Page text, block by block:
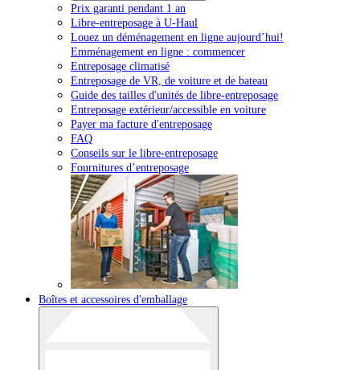
Prix garanti pendant 1 an
Libre-entreposage à U-Haul
Louez un déménagement en ligne aujourd’hui!
Emménagement en ligne : commencer
Entreposage climatisé
Entreposage de VR, de voiture et de bateau
Guide des tailles d'unités de libre-entreposage
Entreposage extérieur/accessible en voiture
Payer ma facture d'entreposage
FAQ
Conseils sur le libre-entreposage
Fournitures d’entreposage
Boîtes et accessoires d'emballage